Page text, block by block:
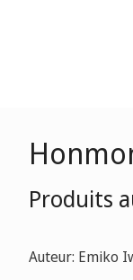
Produits
Auteur: Emiko